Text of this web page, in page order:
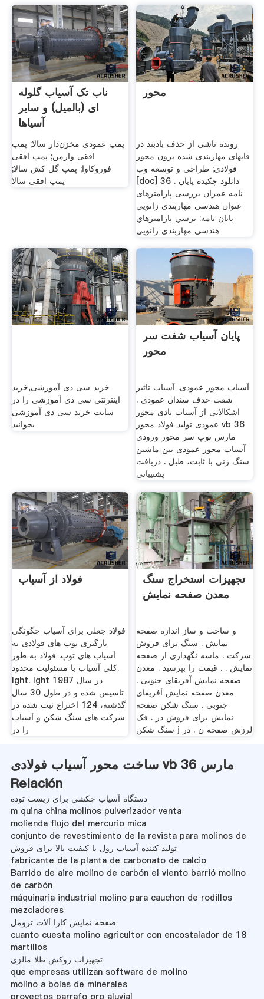
ناب تک آسیاب گلوله
ای (بالمیل) و سایر
آسیاها
پمپ عمودی مخزن‌دار سالا; پمپ
افقی وارمن; پمپ افقی
فوروکاوا; پمپ گل کش سالا;
پمپ افقی سالا
محور
رونده ناشی از حذف بادبند در
قابهای مهاربندی شده برون محور
فولادی; طراحی و توسعه وب
[doc] 36 . دانلود چکيده پايان
نامه عمران بررسی پارامترهای
هندسی مهاربندی زانویی ‎عنوان
پایان نامه: برسي پارامترهاي
هندسي مهاربندي زانويي
خرید سی دی آموزشی,خرید
اینترنتی سی دی آموزشی را در
سایت خرید سی دی آموزشی
بخوانید
پایان آسیاب شفت سر
محور
آسیاب محور عمودی. آسیاب تاثیر
شفت حذف سندان عمودی .
اشکالاتی از آسیاب بادی محور
عمودی تولید فولاد محور vb 36
مارس توپ سر محور ورودی
آسیاب محور عمودی بین ماشین
سنگ زنی با ثابت، طبل . دریافت
پشتیبانی
فولاد از آسیاب
فولاد جعلی برای آسیاب چگونگی
بارگیری توپ های فولادی به
آسیاب های توپ. فولاد به طور
کلی آسیاب با مسئولیت محدود.
lght. lght در سال 1987
تاسیس شده و در طول 30 سال
گذشته، 124 اختراع ثبت شده در
شركت های سنگ شكن و آسیاب
را در
تجهیزات استخراج سنگ
معدن صفحه نمایش
و ساخت و ساز اندازه صفحه
نمایش . سنگ برای فروش
شرکت . ماسه نگهداری از صفحه
نمایش . . قیمت را بپرسید . معدن
صفحه نمایش آفریقای جنوبی .
معدن صفحه نمایش آفریقای
جنوبی . سنگ شکن صفحه
نمایش برای فروش در . فک
سنگ شکن j لرزش صفحه ن . در
ساخت محور آسیاب فولادی vb 36 مارس
Relación
دستگاه آسیاب چکشی برای زیست توده
m quina china molinos pulverizador venta
molienda flujo del mercurio mica
conjunto de revestimiento de la revista para molinos de
تولید کننده آسیاب رول با کیفیت بالا برای فروش
fabricante de la planta de carbonato de calcio
Barrido de aire molino de carbón el viento barrió molino
de carbón
máquinaria industrial molino para cauchon de rodillos
mezcladores
صفحه نمایش کارا آلات ترومل
cuanto cuesta molino agricultor con encostalador de 18
martillos
تجهیزات روکش طلا مالزی
que empresas utilizan software de molino
molino a bolas de minerales
proyectos parrafo oro aluvial